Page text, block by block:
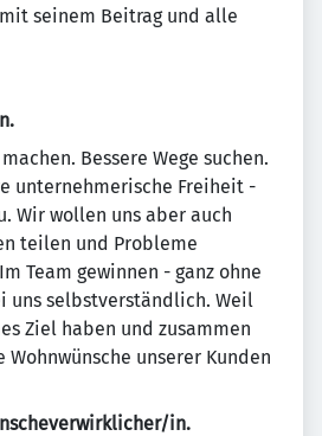
seinem Beitrag und alle
Bessere Wege suchen.
unternehmerische Freiheit -
Wir wollen uns aber auch
teilen und Probleme
Team gewinnen - ganz ohne
uns selbstverständlich. Weil
Ziel haben und zusammen
unserer Kunden
in.